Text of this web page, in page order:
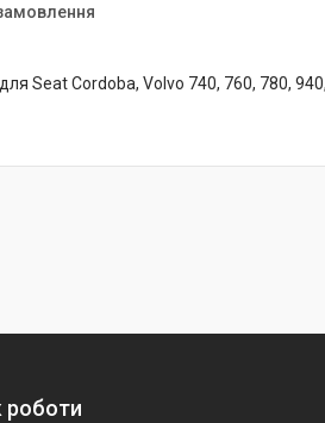
Seat Cordoba, Volvo 740, 760, 780,
роботи